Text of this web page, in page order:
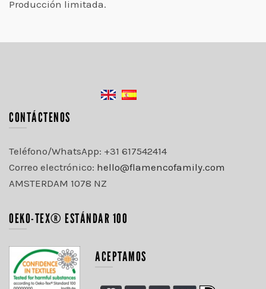
Producción limitada.
CONTÁCTENOS
Teléfono/WhatsApp: +31 617542414
Correo electrónico: hello@flamencofamily.com
AMSTERDAM 1078 NZ
OEKO-TEX® ESTÁNDAR 100
ACEPTAMOS